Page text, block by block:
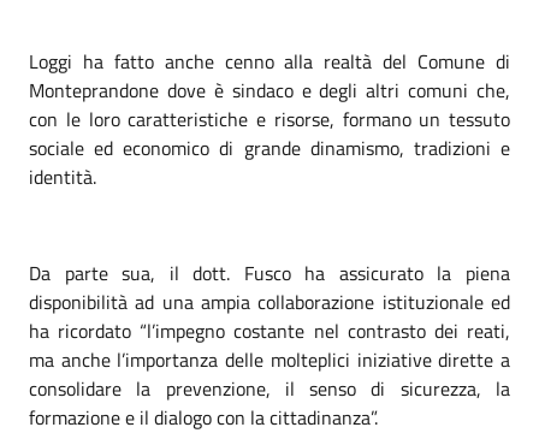
Loggi ha fatto anche cenno alla realtà del Comune di
Monteprandone dove è sindaco e degli altri comuni che,
con le loro caratteristiche e risorse, formano un tessuto
sociale ed economico di grande dinamismo, tradizioni e
identità.
Da parte sua, il dott. Fusco ha assicurato la piena
disponibilità ad una ampia collaborazione istituzionale ed
ha ricordato “l’impegno costante nel contrasto dei reati,
ma anche l’importanza delle molteplici iniziative dirette a
consolidare la prevenzione, il senso di sicurezza, la
formazione e il dialogo con la cittadinanza”.